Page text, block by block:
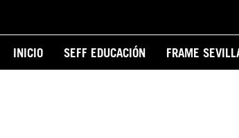
principal
Main
INICIO SEFF EDUCACIÓN FRAME